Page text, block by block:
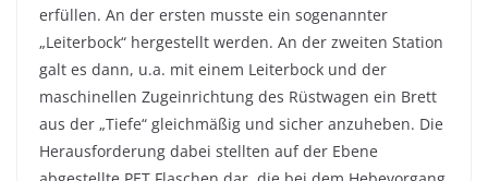
erfüllen. An der ersten musste ein sogenannter
„Leiterbock“ hergestellt werden. An der zweiten Station
galt es dann, u.a. mit einem Leiterbock und der
maschinellen Zugeinrichtung des Rüstwagen ein Brett
aus der „Tiefe“ gleichmäßig und sicher anzuheben. Die
Herausforderung dabei stellten auf der Ebene